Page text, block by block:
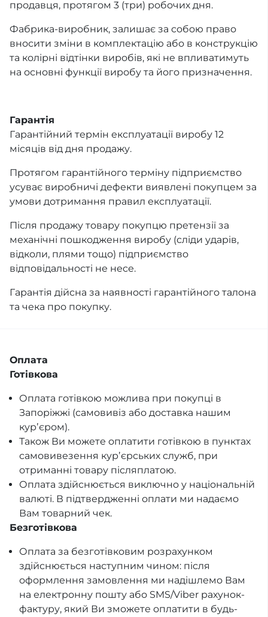
продавця, протягом 3 (три) робочих дня.
Фабрика-виробник, залишає за собою право
вносити зміни в комплектацію або в конструкцію
та колірні відтінки виробів, які не впливатимуть
на основні функції виробу та його призначення.
Гарантія
Гарантійний термін експлуатації виробу 12
місяців від дня продажу.
Протягом гарантійного терміну підприємство
усуває виробничі дефекти виявлені покупцем за
умови дотримання правил експлуатації.
Після продажу товару покупцю претензії за
механічні пошкодження виробу (сліди ударів,
відколи, плями тощо) підприємство
відповідальності не несе.
Гарантія дійсна за наявності гарантійного талона
та чека про покупку.
Оплата
Готівкова
Оплата готівкою можлива при покупці в
Запоріжжі (самовивіз або доставка нашим
курʼєром).
Також Ви можете оплатити готівкою в пунктах
самовивезення курʼєрських служб, при
отриманні товару післяплатою.
Оплата здійснюється виключно у національній
валюті. В підтвердженні оплати ми надаємо
Вам товарний чек.
Безготівкова
Оплата за безготівковим розрахунком
здійснюється наступним чином: після
оформлення замовлення ми надішлемо Вам
на електронну пошту або SMS/Viber рахунок-
фактуру, який Ви зможете оплатити в будь-